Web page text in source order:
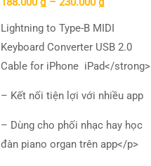
Lightning to Type-B MIDI
Keyboard Converter USB 2.0
Cable for iPhone iPad</strong>
– Kết nối tiện lợi với nhiều app
– Dùng cho phối nhạc hay học
đàn piano organ trên app</p>